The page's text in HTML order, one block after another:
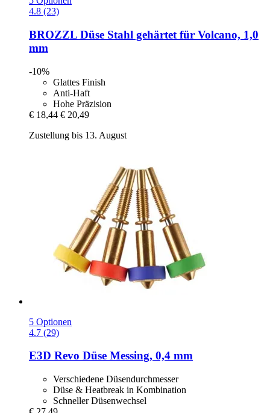
4.8 (23)
BROZZL Düse Stahl gehärtet für Volcano, 1,0
mm
-10%
Glattes Finish
Anti-Haft
Hohe Präzision
€ 18,44 € 20,49
Zustellung bis 13. August
5 Optionen
4.7 (29)
E3D Revo Düse Messing, 0,4 mm
Verschiedene Düsendurchmesser
Düse & Heatbreak in Kombination
Schneller Düsenwechsel